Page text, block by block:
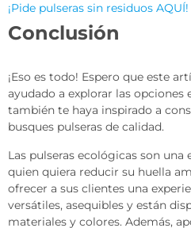
¡Pide pulseras sin residuos AQUÍ!
Conclusión
¡Eso es todo! Espero que este
ayudado a explorar las opciones
también te haya inspirado a
busques pulseras de calidad.
Las pulseras ecológicas son una
quien quiera reducir su huella
ofrecer a sus clientes una
versátiles, asequibles y están
materiales y colores. Además,